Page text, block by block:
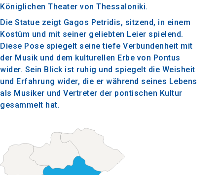
Königlichen Theater von Thessaloniki.
Die Statue zeigt Gagos Petridis, sitzend, in einem
Kostüm und mit seiner geliebten Leier spielend.
Diese Pose spiegelt seine tiefe Verbundenheit mit
der Musik und dem kulturellen Erbe von Pontus
wider. Sein Blick ist ruhig und spiegelt die Weisheit
und Erfahrung wider, die er während seines Lebens
als Musiker und Vertreter der pontischen Kultur
gesammelt hat.